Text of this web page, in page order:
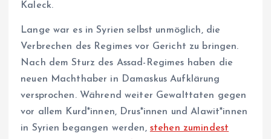
Kaleck.
Lange war es in Syrien selbst unmöglich, die
Verbrechen des Regimes vor Gericht zu bringen.
Nach dem Sturz des Assad-Regimes haben die
neuen Machthaber in Damaskus Aufklärung
versprochen. Während weiter Gewalttaten gegen
vor allem Kurd*innen, Drus*­in­nen und Ala­wi­t*in­nen
in Syrien begangen werden, stehen zumindest